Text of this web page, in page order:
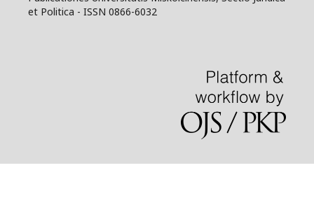
et Politica - ISSN 0866-6032